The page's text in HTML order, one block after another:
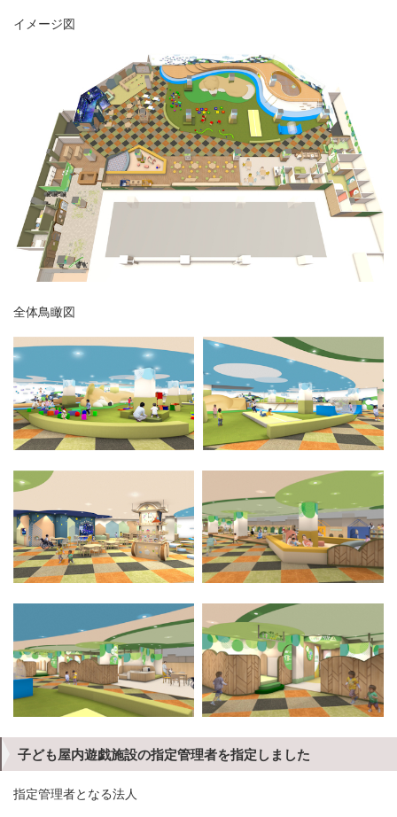
イメージ図
全体鳥瞰図
子ども屋内遊戯施設の指定管理者を指定しました
指定管理者となる法人